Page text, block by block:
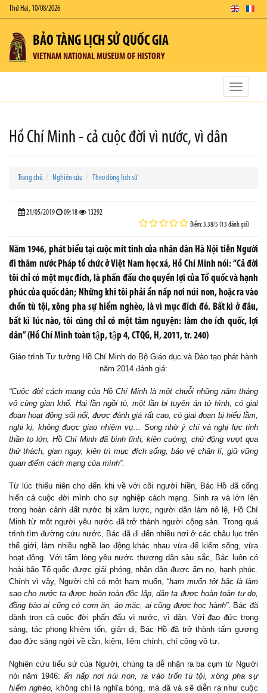
Thứ Hai, 10/08/2026
BẢO TÀNG LỊCH SỬ QUỐC GIA
VIETNAM NATIONAL MUSEUM OF HISTORY
Toggle
Hồ Chí Minh - cả cuộc đời vì nước, vì dân
Trang chủ Nghiên cứu Theo dòng lịch sử
21/05/2019 09:18 13292
Điểm: 3.38/5 (13 đánh giá)
Năm 1946, phát biểu tại cuộc mít tinh của nhân dân Hà Nội tiễn Người
đi thăm nước Pháp tổ chức ở Việt Nam học xá, Hồ Chí Minh nói: “Cả đời
tôi chỉ có một mục đích, là phấn đấu cho quyền lợi của Tổ quốc và hạnh
phúc của quốc dân; Những khi tôi phải ẩn nấp nơi núi non, hoặc ra vào
chốn tù tội, xông pha sự hiểm nghèo, là vì mục đích đó. Bất kì ở đâu,
bất kì lúc nào, tôi cũng chỉ có một tâm nguyện: làm cho ích quốc, lợi
dân” (Hồ Chí Minh toàn tập, tập 4, CTQG, H, 2011, tr. 240)
Giáo trình Tư tưởng Hồ Chí Minh do Bộ Giáo dục và Đào tạo phát hành
năm 2014 đánh giá:
“Cuộc đời cách mạng của Hồ Chí Minh là một chuỗi những năm tháng
vô cùng gian khổ. Hai lần ngồi tù, một lần bị tuyên án tử hình, có giai
đoạn hoạt động sôi nổi, được đánh giá rất cao, có giai đoạn bị hiểu lầm,
nghi kị, không được giao nhiệm vụ… Song nhờ ý chí và nghị lực tinh
thần to lớn, Hồ Chí Minh đã bình tĩnh, kiên cường, chủ động vượt qua
thử thách, gian nguy, kiên trì mục đích sống, bảo vệ chân lí, giữ vững
quan điểm cách mạng của mình”.
Từ lúc thiếu niên cho đến khi về với cõi người hiền, Bác Hồ đã cống
hiến cả cuộc đời mình cho sự nghiệp cách mạng. Sinh ra và lớn lên
trong hoàn cảnh đất nước bị xâm lược, người dân làm nô lệ, Hồ Chí
Minh từ một người yêu nước đã trở thành người cộng sản.Trong quá
trình tìm đường cứu nước, Bác đã đi đến nhiều nơi ở các châu lục trên
thế giới, làm nhiều nghề lao động khác nhau vừa để kiếm sống, vừa
hoạt động. Với tấm lòng yêu nước thương dân sâu sắc, Bác luôn có
hoài bão Tổ quốc được giải phóng, nhân dân được ấm no, hạnh phúc.
Chính vì vậy, Người chỉ có một ham muốn, “ham muốn tột bậc là làm
sao cho nước ta được hoàn toàn độc lập, dân ta được hoàn toàn tự do,
đồng bào ai cũng có cơm ăn, áo mặc, ai cũng được học hành”. Bác đã
dành trọn cả cuộc đời phấn đấu vì nước, vì dân. Với đạo đức trong
sáng, tác phong khiêm tốn, giản dị, Bác Hồ đã trở thành tấm gương
đạo đức sáng ngời về cần, kiệm, liêm chính, chí công vô tư.
Nghiên cứu tiểu sử của Người, chúng ta dễ nhận ra bacụm từ Người
nói năm 1946: ẩn nấp nơi núi non, ra vào trốn tù tội, xông pha sự
hiểm nghèo, không chỉ là nghĩa bóng, mà đã và sẽ diễn ra như cuộc